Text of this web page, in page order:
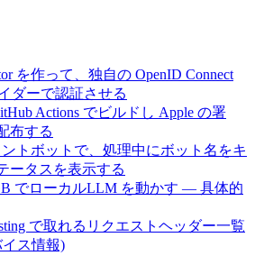
を作って、独自の OpenID Connect
ダーで認証させる
Actions でビルドし Apple の署
布する
トボットで、処理中にボット名をキ
ータスを表示する
でローカルLLM を動かす — 具体的
で取れるリクエストヘッダー一覧
イス情報)